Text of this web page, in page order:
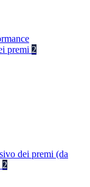
premi 2
dei premi (da
2